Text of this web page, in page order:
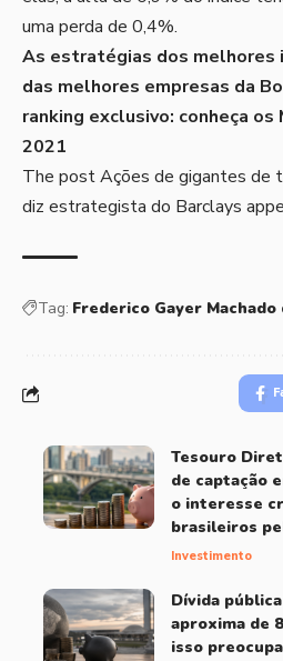
uma perda de 0,4%.
As estratégias dos melhores
das melhores empresas da
ranking exclusivo: conheça os
2021
The postAções de gigantes de
diz estrategista do Barclays
Tag: Frederico Gayer
Tesouro
de captação
o interesse
brasileiros
Investimento
Dívida
aproxima de
isso